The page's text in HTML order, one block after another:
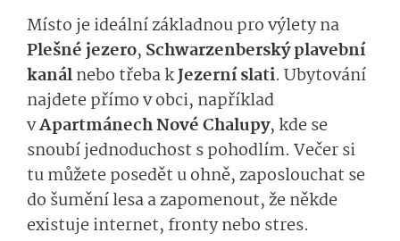
Místo je ideální základnou pro výlety na
Plešné jezero, Schwarzenberský plavební
kanálnebo třeba kJezerní slati. Ubytování
najdete přímo v obci, například
vApartmánech Nové Chalupy, kde se
snoubí jednoduchost s pohodlím. Večer si
tu můžete posedět u ohně, zaposlouchat se
do šumění lesa a zapomenout, že někde
existuje internet, fronty nebo stres.